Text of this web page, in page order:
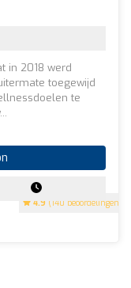
4.9 (140 beoordelingen)
in 2018 werd
toegewijd
te